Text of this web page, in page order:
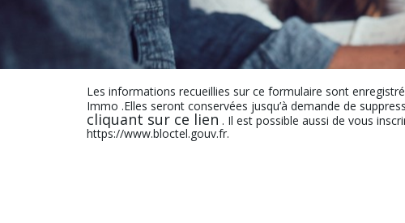
Les informations recueillies sur ce formulaire sont
Immo .Elles seront conservées jusqu’à demande de
cliquant sur ce lien . Il est possible aussi de vous
https://www.bloctel.gouv.fr.